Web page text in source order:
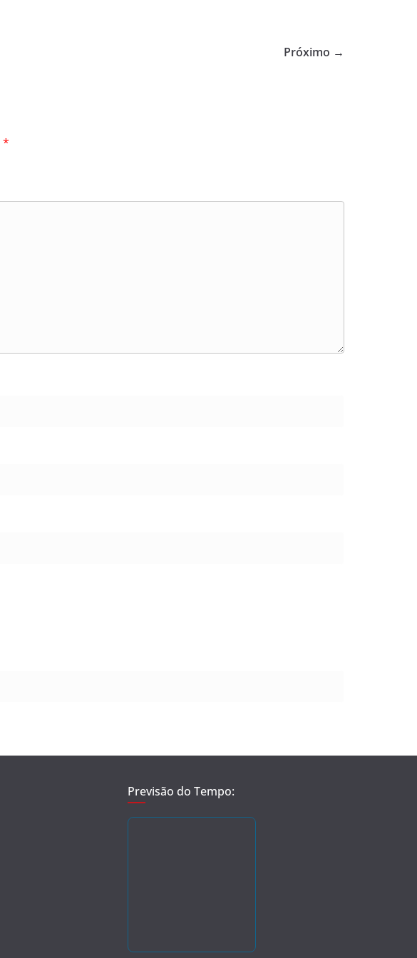
Próximo →
*
Previsão do Tempo: